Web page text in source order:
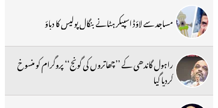
مساجد سے لاؤڈ اسپیکر ہٹانے بنگال پولیس کا دباؤ
راہول گاندھی کے ’’چھاتروں کی گونج‘‘ پروگرام کو منسوخ
کردیا گیا